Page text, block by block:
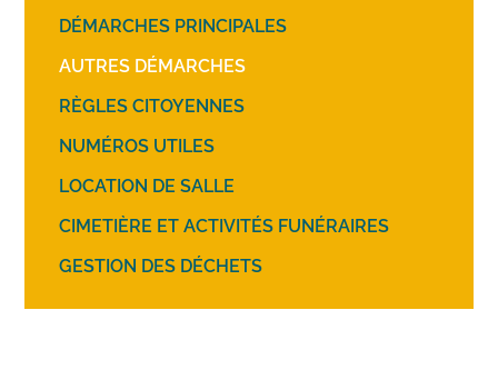
DÉMARCHES PRINCIPALES
AUTRES DÉMARCHES
RÈGLES CITOYENNES
NUMÉROS UTILES
LOCATION DE SALLE
CIMETIÈRE ET ACTIVITÉS FUNÉRAIRES
GESTION DES DÉCHETS